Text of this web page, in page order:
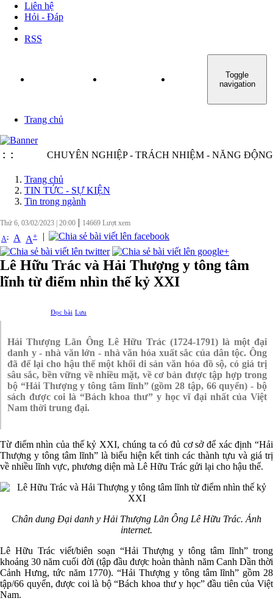
Liên hệ
Hỏi - Đáp
RSS
TIN TỨC - SỰ KIỆN
Toggle
navigation
Trang chủ
: : CHUYÊN NGHIỆP - TRÁCH NHIỆM - NĂNG ĐỘNG -
Trang chủ
TIN TỨC - SỰ KIỆN
Tin trong ngành
Thứ 6, 03/02/2023 20:00 | 14669 Lượt xem
A- A A+ |
Lê Hữu Trác và Hải Thượng y tông tâm
lĩnh từ điểm nhìn thế kỷ XXI
Đọc bài Lưu
Hải Thượng Lãn Ông Lê Hữu Trác (1724-1791) là một đại
danh y - nhà văn lớn - nhà văn hóa xuất sắc của dân tộc. Ông
đã để lại cho hậu thế một khối di sản văn hóa đồ sộ, có giá trị
sâu sắc, bền vững về nhiều mặt, về cơ bản được tập hợp trong
bộ “Hải Thượng y tông tâm lĩnh” (gồm 28 tập, 66 quyển) - bộ
sách được coi là “Bách khoa thư” y học vĩ đại nhất của Việt
Nam thời trung đại.
Từ điểm nhìn của thế kỷ XXI, chúng ta có đủ cơ sở để xác định “Hải
Thượng y tông tâm lĩnh” là biểu hiện kết tinh các thành tựu và giá trị
về nhiều lĩnh vực, phương diện mà Lê Hữu Trác gửi lại cho hậu thế.
Chân dung Đại danh y Hải Thượng Lãn Ông Lê Hữu Trác. Ảnh
internet.
Lê Hữu Trác viết/biên soạn “Hải Thượng y tông tâm lĩnh” trong
khoảng 30 năm cuối đời (tập đầu được hoàn thành năm Canh Dần thời
Cảnh Hưng, tức năm 1770). “Hải Thượng y tông tâm lĩnh” gồm 28
tập/66 quyển, được coi là bộ “Bách khoa thư y học” đầu tiên của Việt
Nam.